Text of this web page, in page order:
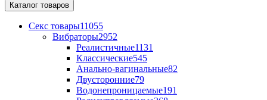
Каталог товаров
Секс товары11055
Вибраторы2952
Реалистичные1131
Классические545
Анально-вагинальные82
Двусторонние79
Водонепроницаемые191